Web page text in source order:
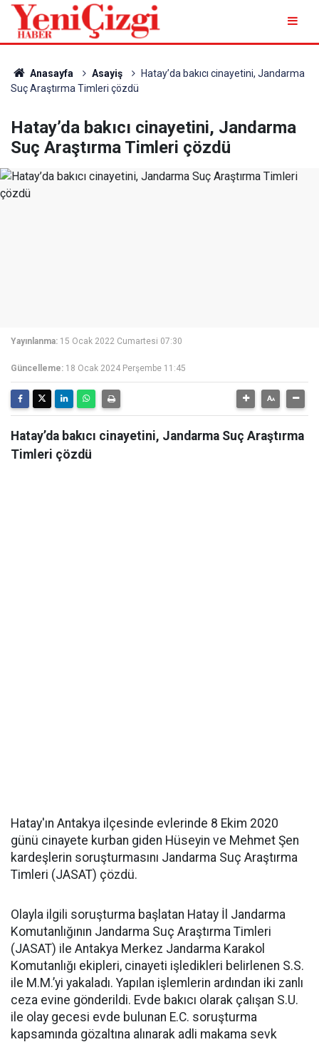
Anasayfa Asayiş
Hatay’da bakıcı cinayetini, Jandarma
Suç Araştırma Timleri çözdü
Hatay’da bakıcı cinayetini, Jandarma
Suç Araştırma Timleri çözdü
Yayınlanma: 15 Ocak 2022 Cumartesi 07:30
Güncelleme: 18 Ocak 2024 Perşembe 11:45
Hatay’da bakıcı cinayetini, Jandarma Suç Araştırma
Timleri çözdü
Hatay'ın Antakya ilçesinde evlerinde 8 Ekim 2020
günü cinayete kurban giden Hüseyin ve Mehmet Şen
kardeşlerin soruşturmasını Jandarma Suç Araştırma
Timleri (JASAT) çözdü.
Olayla ilgili soruşturma başlatan Hatay İl Jandarma
Komutanlığının Jandarma Suç Araştırma Timleri
(JASAT) ile Antakya Merkez Jandarma Karakol
Komutanlığı ekipleri, cinayeti işledikleri belirlenen S.S.
ile M.M.’yi yakaladı. Yapılan işlemlerin ardından iki zanlı
ceza evine gönderildi. Evde bakıcı olarak çalışan S.U.
ile olay gecesi evde bulunan E.C. soruşturma
kapsamında gözaltına alınarak adli makama sevk